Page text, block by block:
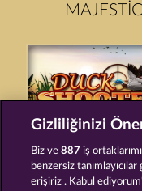
Gizliliğinizi
Biz ve887 iş
benzersiz
erişiriz . Kabul